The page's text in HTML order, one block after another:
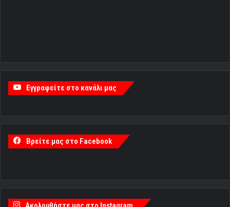
Εγγραφείτε στο κανάλι μας
Βρείτε μας στο Facebook